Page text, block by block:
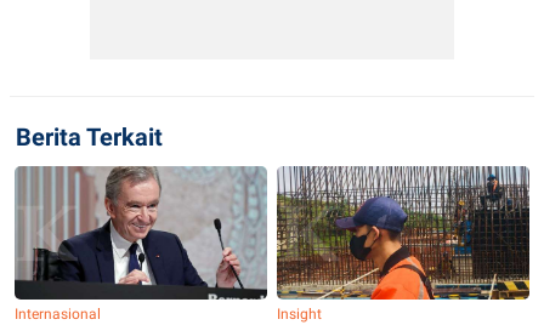
Berita Terkait
Internasional Insight